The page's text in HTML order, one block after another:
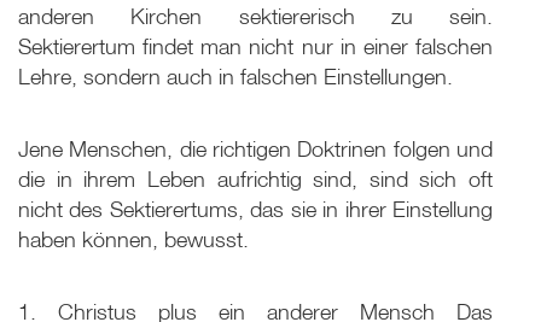
anderen Kirchen sektiererisch zu sein.
Sektierertum findet man nicht nur in einer falschen
Lehre, sondern auch in falschen Einstellungen.
Jene Menschen, die richtigen Doktrinen folgen und
die in ihrem Leben aufrichtig sind, sind sich oft
nicht des Sektierertums, das sie in ihrer Einstellung
haben können, bewusst.
1. Christus plus ein anderer Mensch Das